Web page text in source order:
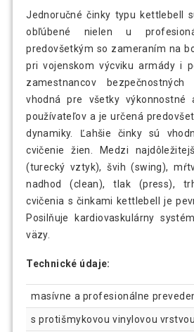
Jednoručné činky typu kettlebell
obľúbené nielen u
predovšetkým so zameraním na
pri vojenskom výcviku armády i
zamestnancov
vhodná pre všetky výkonnostné
používateľov a je určená
dynamiky. Ľahšie činky sú
cvičenie žien. Medzi
(turecký vztyk), švih (swing),
nadhod (clean), tlak (press),
cvičenia s činkami kettlebell je
Posilňuje kardiovaskulárny
väzy.
Technické údaje:
masívne a profesionálne
s protišmykovou vinylovou